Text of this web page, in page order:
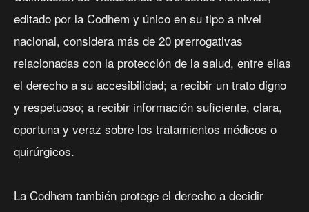
editado por la Codhem y único en su tipo a nivel
nacional, considera más de 20 prerrogativas
relacionadas con la protección de la salud, entre ellas
el derecho a su accesibilidad; a recibir un trato digno
y respetuoso; a recibir información suficiente, clara,
oportuna y veraz sobre los tratamientos médicos o
quirúrgicos.
La Codhem también protege el derecho a decidir